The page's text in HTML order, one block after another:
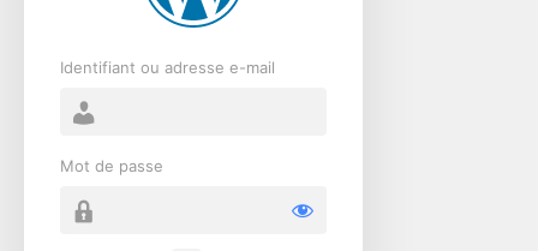
Identifiant ou adresse e-mail
Mot de passe